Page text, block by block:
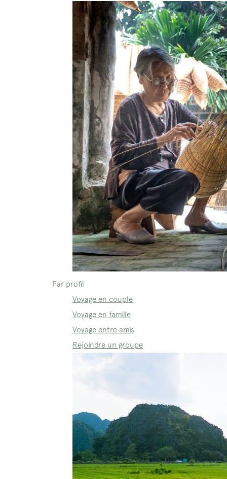
Par profil
Voyage en couple
Voyage en famille
Voyage entre amis
Rejoindre un groupe